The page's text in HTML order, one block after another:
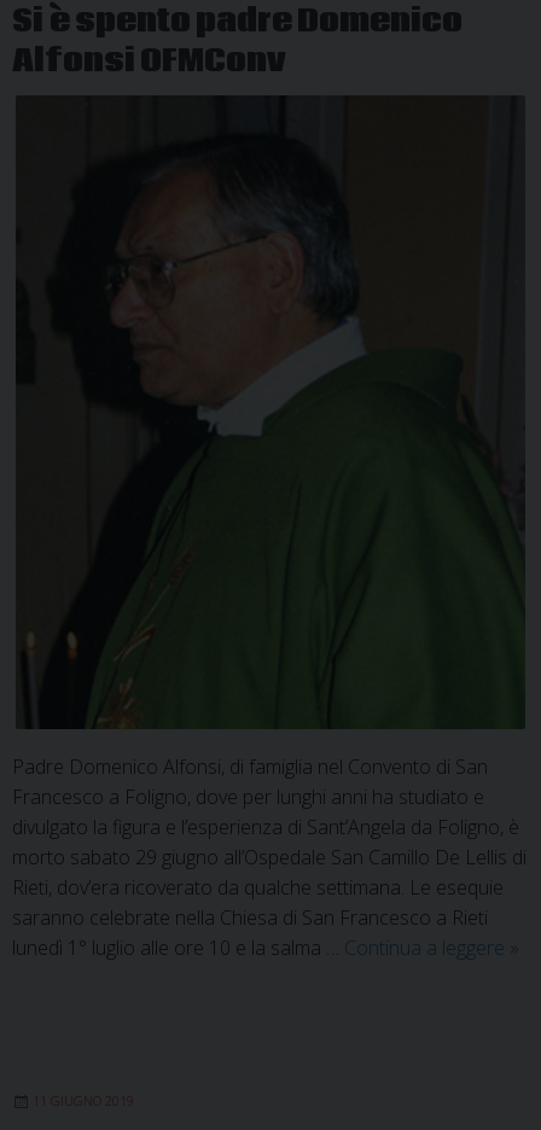
Si è spento padre Domenico
Alfonsi OFMConv
Padre Domenico Alfonsi, di famiglia nel Convento di San
Francesco a Foligno, dove per lunghi anni ha studiato e
divulgato la figura e l’esperienza di Sant’Angela da Foligno, è
morto sabato 29 giugno all’Ospedale San Camillo De Lellis di
Rieti, dov’era ricoverato da qualche settimana. Le esequie
saranno celebrate nella Chiesa di San Francesco a Rieti
lunedì 1° luglio alle ore 10 e la salma … Continua a leggere Si»
11 GIUGNO 2019